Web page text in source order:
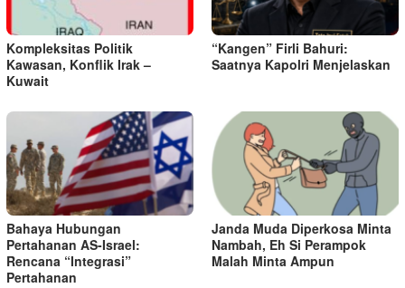
Kompleksitas Politik
Kawasan, Konflik Irak –
Kuwait
“Kangen” Firli Bahuri:
Saatnya Kapolri Menjelaskan
Bahaya Hubungan
Pertahanan AS-Israel:
Rencana “Integrasi”
Pertahanan
Janda Muda Diperkosa Minta
Nambah, Eh Si Perampok
Malah Minta Ampun